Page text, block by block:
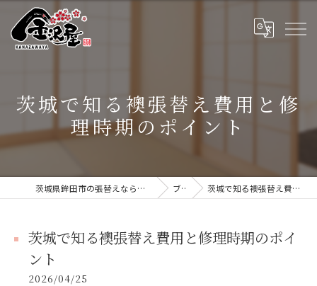
茨城で知る襖張替え費用と修
理時期のポイント
茨城県鉾田市の張替えなら張替本舗 金沢屋 大洗・鹿嶋店 ブログ 茨城で知る襖張替え費用と修理時期のポイント
茨城で知る襖張替え費用と修理時期のポイ
ント
2026/04/25